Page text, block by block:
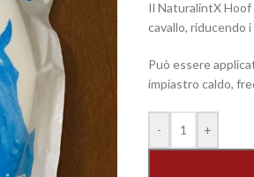
Il NaturalintX
cavallo, riducendo
Può essere
impiastro caldo,
- +